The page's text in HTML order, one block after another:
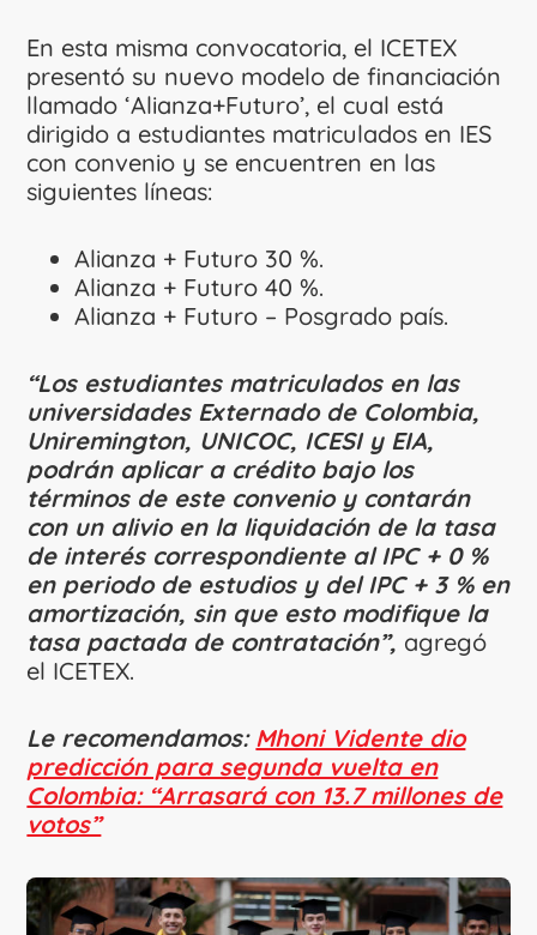
En esta misma convocatoria, el ICETEX
presentó su nuevo modelo de financiación
llamado ‘Alianza+Futuro’, el cual está
dirigido a estudiantes matriculados en IES
con convenio y se encuentren en las
siguientes líneas:
Alianza + Futuro 30 %.
Alianza + Futuro 40 %.
Alianza + Futuro – Posgrado país.
“Los estudiantes matriculados en las
universidades Externado de Colombia,
Uniremington, UNICOC, ICESI y EIA,
podrán aplicar a crédito bajo los
términos de este convenio y contarán
con un alivio en la liquidación de la tasa
de interés correspondiente al IPC + 0 %
en periodo de estudios y del IPC + 3 % en
amortización, sin que esto modifique la
tasa pactada de contratación”, agregó
el ICETEX.
Le recomendamos: Mhoni Vidente dio
predicción para segunda vuelta en
Colombia: “Arrasará con 13.7 millones de
votos”